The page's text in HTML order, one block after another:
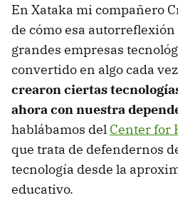
En Xataka mi compañero
de cómo esa
grandes empresas
convertido en algo cada
crearon ciertas
ahora con nuestra
hablábamos del Center for
que trata de defendernos
tecnología desde la
educativo.